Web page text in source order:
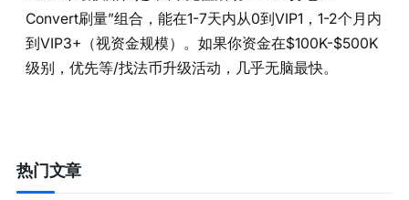
Convert刷量”组合，能在1-7天内从0到VIP1，1-2个月内
到VIP3+（视资金规模）。如果你资金在$100K-$500K
级别，优先等/找法币升级活动，几乎无脑最快。
热门文章